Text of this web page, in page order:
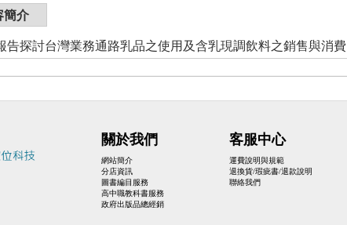
簡介
探討台灣業務通路乳品之使用及含乳現調飲料之銷售與消費
關於我們
網站簡介
分店資訊
圖書編目服務
高中職教科書服務
政府出版品總經銷
客服中心
運費說明與規範
退換貨/瑕疵書/退款說明
聯絡我們